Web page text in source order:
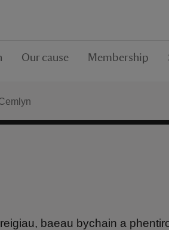
Our cause Membership
baeau bychain a